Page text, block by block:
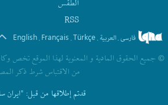
الطقس
RSS
فارسی. العربیة .
Türkçe
.
Français
.
English
© جمیع الحقوق المادیة و المعنویة لهذا الموقع تخص وکالة
من الاقتباس شرط ذکر
قدتم إطلاقها من قبل: "ایران